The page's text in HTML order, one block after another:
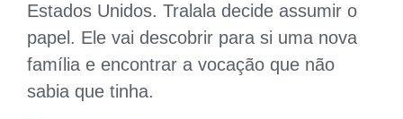
Estados Unidos. Tralala decide assumir o
papel. Ele vai descobrir para si uma nova
família e encontrar a vocação que não
sabia que tinha.